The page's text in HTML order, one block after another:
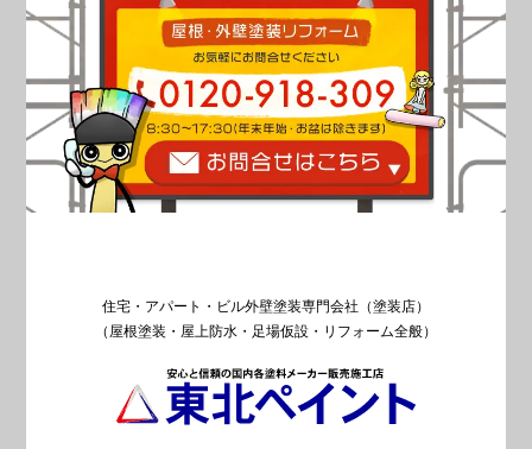
住宅・アパート・ビル外壁塗装専門会社（塗装店）
（屋根塗装・屋上防水・足場仮設・リフォーム全般）